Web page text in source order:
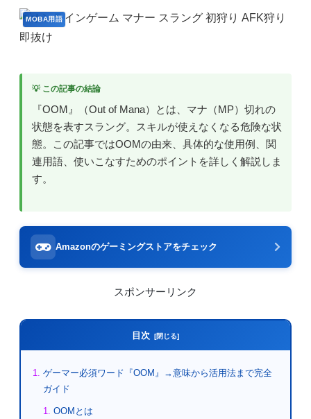
MOBA用語
💡 この記事の結論
『OOM』（Out of Mana）とは、マナ（MP）切れの
状態を表すスラング。スキルが使えなくなる危険な状
態。この記事ではOOMの由来、具体的な使用例、関
連用語、使いこなすためのポイントを詳しく解説しま
す。
Amazonのゲーミングストアをチェック
スポンサーリンク
目次
ゲーマー必須ワード『OOM』→意味から活用法まで完全
ガイド
OOMとは